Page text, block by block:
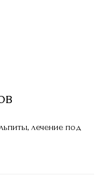
лечение под